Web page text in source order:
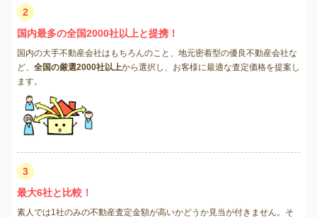
2
国内最多の全国2000社以上と提携！
国内の大手不動産会社はもちろんのこと、地元密着型の優良不動産会社な
ど、 全国の厳選2000社以上から選択し、お客様に最適な査定価格を提案し
ます。
3
最大6社と比較！
素人では1社のみの不動産査定金額が高いかどうか見当が付きません。そ